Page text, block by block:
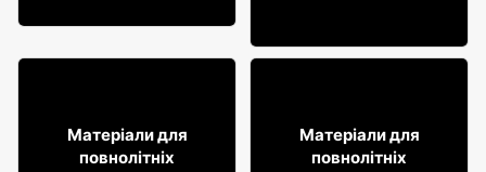
2999
Матеріали для
повнолітніх
3199
Матеріали для
повнолітніх